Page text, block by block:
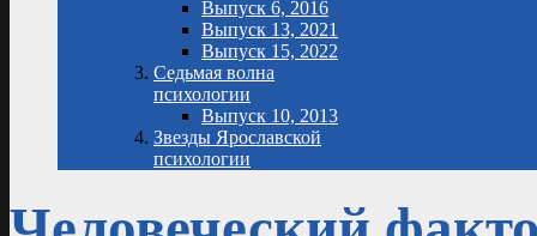
Выпуск 6, 2016
Выпуск 13, 2021
Выпуск 15, 2022
Седьмая волна
психологии
Выпуск 10, 2013
Звезды Ярославской
психологии